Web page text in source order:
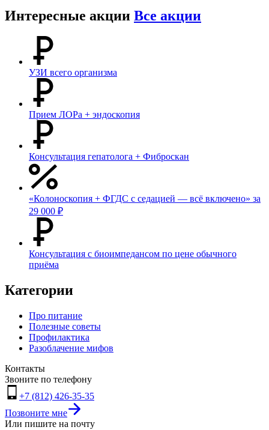
Интересные акции Все акции
УЗИ всего организма
Прием ЛОРа + эндоскопия
Консультация гепатолога + Фиброскан
«Колоноскопия + ФГДС с седацией — всё включено» за
29 000 ₽
Консультация с биоимпедансом по цене обычного
приёма
Категории
Про питание
Полезные советы
Профилактика
Разоблачение мифов
Контакты
Звоните по телефону
+7 (812) 426-35-35
Позвоните мне
Или пишите на почту